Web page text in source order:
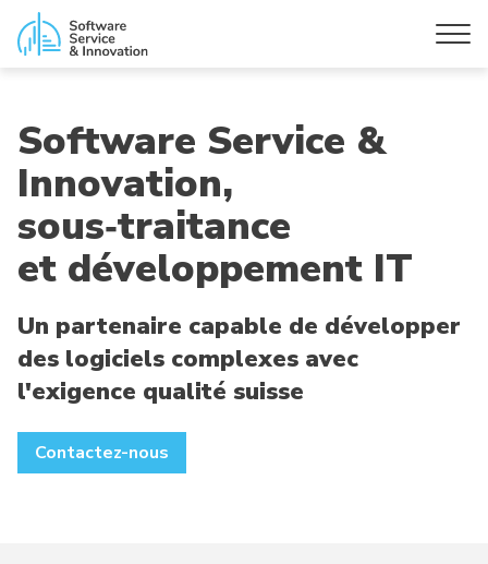
Software Service &
Innovation,
sous‑traitance
et développement IT
Un partenaire capable de développer
des logiciels complexes avec
l'exigence qualité suisse
Contactez-nous